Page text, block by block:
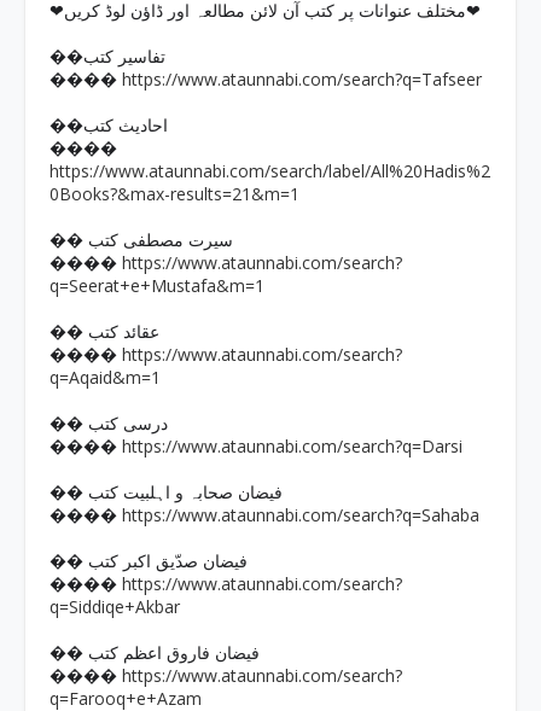
❤مختلف عنوانات پر کتب آن لائن مطالعہ اور ڈاؤن لوڈ کریں❤
��تفاسیر کتب
���� https://www.ataunnabi.com/search?q=Tafseer
��احادیث کتب
����
https://www.ataunnabi.com/search/label/All%20Hadis%2
0Books?&max-results=21&m=1
�� سیرت مصطفی کتب
���� https://www.ataunnabi.com/search?
q=Seerat+e+Mustafa&m=1
�� عقائد کتب
���� https://www.ataunnabi.com/search?
q=Aqaid&m=1
�� درسی کتب
���� https://www.ataunnabi.com/search?q=Darsi
�� فیضان صحابہ و اہلبیت کتب
���� https://www.ataunnabi.com/search?q=Sahaba
�� فیضان صدّیق اکبر کتب
���� https://www.ataunnabi.com/search?
q=Siddiqe+Akbar
�� فیضان فاروق اعظم کتب
���� https://www.ataunnabi.com/search?
q=Farooq+e+Azam